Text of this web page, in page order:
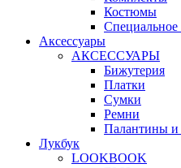
Костюмы
Аксессуары
АКСЕССУАРЫ
Бижутерия
Платки
Сумки
Ремни
Палантины
Лукбук
LOOKBOOK